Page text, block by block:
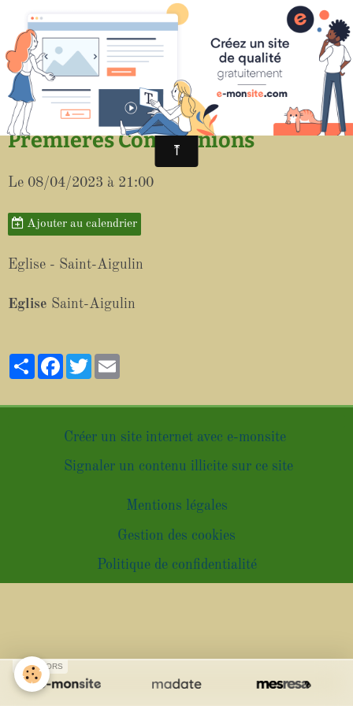
Paroisse de Saint-Aigulin
Premières Communions
Le 08/04/2023 à 21:00
Ajouter au calendrier
Eglise - Saint-Aigulin
Eglise Saint-Aigulin
PartagerFacebook
Twitter
Créer un site internet avec e-monsite
Signaler un contenu illicite sur ce site
Mentions légales
Gestion des cookies
Politique de confidentialité
SPONSORS